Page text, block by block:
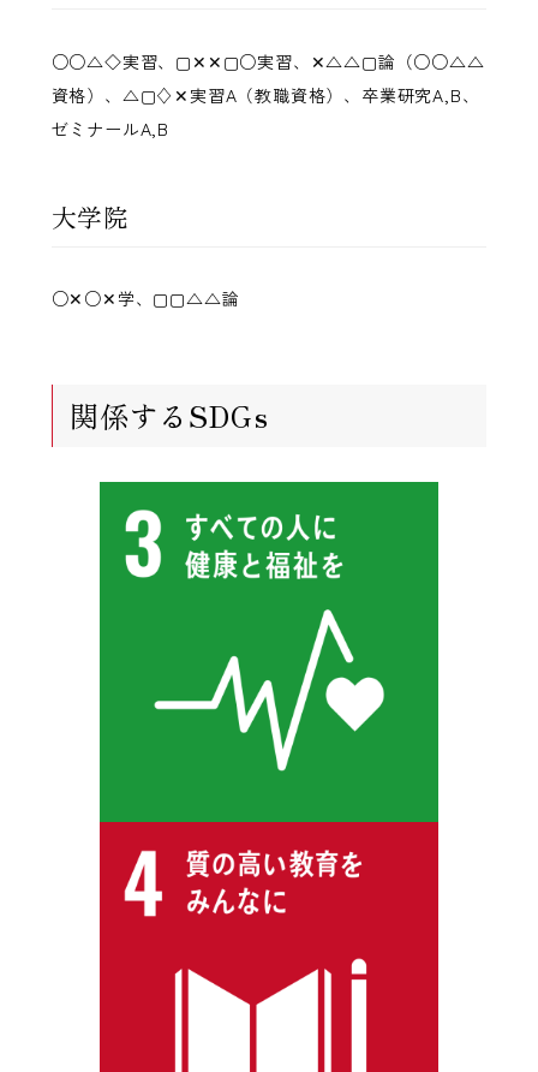
○○△◇実習、▢✕✕▢○実習、✕△△▢論（○○△△
資格）、△▢♢✕実習A（教職資格）、卒業研究A,B、
ゼミナールA,B
大学院
○✕○✕学、▢▢△△論
関係するSDGs